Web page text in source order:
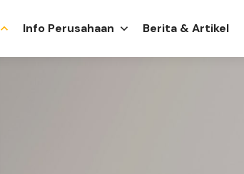
Info Perusahaan Berita & Artikel